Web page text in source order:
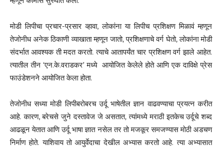
मोडी लिपीचा प्रचार-प्रसार व्हावा, लोकांना या लिपीच प्रशिक्षण मिळावं म्हणून
तेजोनीध अनेक ठिकाणी व्याखाता म्हणून जातो, प्रशिक्षणाचे वर्ग घेतो, लोकांना मोडी
संदर्भात आवश्यक ती मदत करतो. त्याचे आतापर्यंत चार प्रशिक्षण वर्ग झाले आहेत.
त्यातील तीन ‘एन.के.वराडकर’ मध्ये आयोजित केलेले होते आणि एक दाविक्षे प्रेस
फाउंडेशनने आयोजित केला होता.
तेजोनीध सध्या मोडी लिपीबरोबरच उर्दू भाषेतील ज्ञान वाढवण्याचा प्रयत्न करीत
आहे. कारण, बरेचसे जुने दस्तावेज जे असतात, त्यांमध्ये मराठी इतकेच उर्दूचे शब्द
आढळून येतात आणि उर्दू भाषा ज्ञात नसेल तर तो मजकूर समजण्यास मोठी अडचण
निर्माण होते. याशिवाय तो आयुर्वेदाचा देखील अभ्यास करतो आहे. त्या अभ्यासात